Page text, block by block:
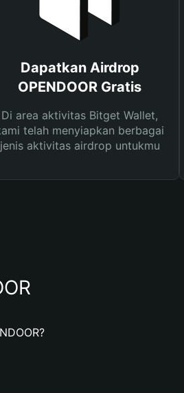
Dapatkan Airdrop
OPENDOOR Gratis
Di area aktivitas Bitget Wallet,
telah menyiapkan berbagai
jenis aktivitas airdrop untukmu